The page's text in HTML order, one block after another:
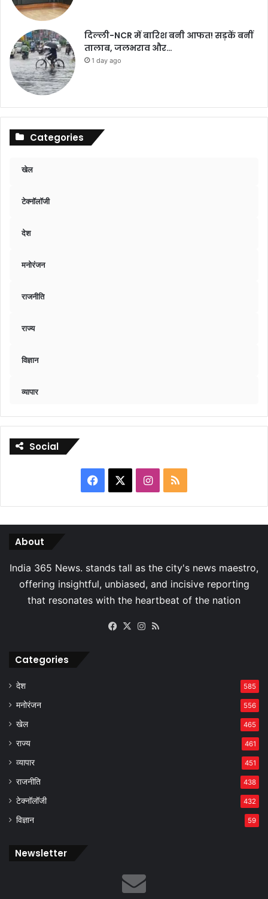
दिल्ली-NCR में बारिश बनी आफत! सड़कें बनीं
तालाब, जलभराव और…
1 day ago
Categories
खेल
टेक्नॉलॉजी
देश
मनोरंजन
राजनीति
राज्य
विज्ञान
व्यापार
Social
Facebook Instagram
RSS
About
Facebook
X Instagram
Categories
देश 585
मनोरंजन 556
खेल 465
राज्य 461
व्यापार 451
राजनीति 438
टेक्नॉलॉजी 432
विज्ञान 59
Newsletter